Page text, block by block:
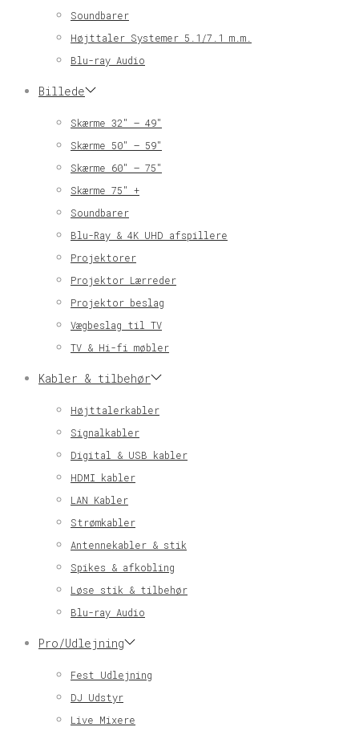
Soundbarer
Højttaler Systemer 5.1/7.1 m.m.
Blu-ray Audio
Billede
Skærme 32″ – 49″
Skærme 50″ – 59″
Skærme 60″ – 75″
Skærme 75″ +
Soundbarer
Blu-Ray & 4K UHD afspillere
Projektorer
Projektor Lærreder
Projektor beslag
Vægbeslag til TV
TV & Hi-fi møbler
Kabler & tilbehør
Højttalerkabler
Signalkabler
Digital & USB kabler
HDMI kabler
LAN Kabler
Strømkabler
Antennekabler & stik
Spikes & afkobling
Løse stik & tilbehør
Blu-ray Audio
Pro/Udlejning
Fest Udlejning
DJ Udstyr
Live Mixere